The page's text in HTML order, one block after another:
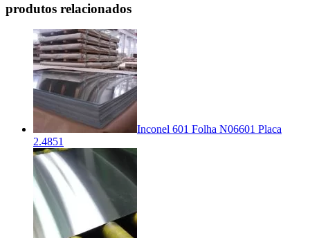
produtos relacionados
Inconel 601 Folha N06601 Placa
2.4851